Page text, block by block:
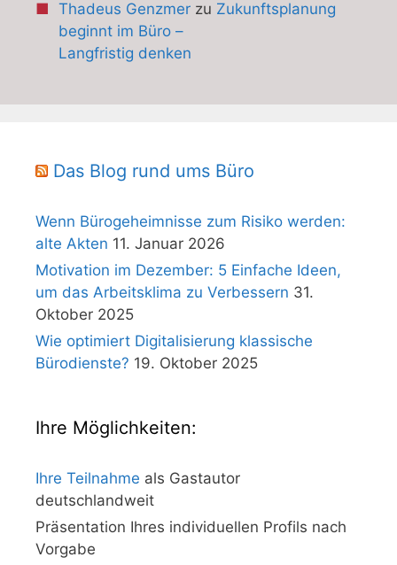
Thadeus Genzmerzu Zukunftsplanung
beginnt im Büro –
Langfristig denken
Das Blog rund ums Büro
Wenn Bürogeheimnisse zum Risiko werden:
alte Akten 11. Januar 2026
Motivation im Dezember: 5 Einfache Ideen,
um das Arbeitsklima zu Verbessern 31.
Oktober 2025
Wie optimiert Digitalisierung klassische
Bürodienste? 19. Oktober 2025
Ihre Möglichkeiten:
Ihre Teilnahme als Gastautor
deutschlandweit
Präsentation Ihres individuellen Profils nach
Vorgabe